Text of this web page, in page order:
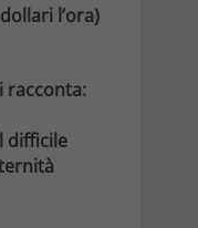
l’ora)
racconta:
difficile